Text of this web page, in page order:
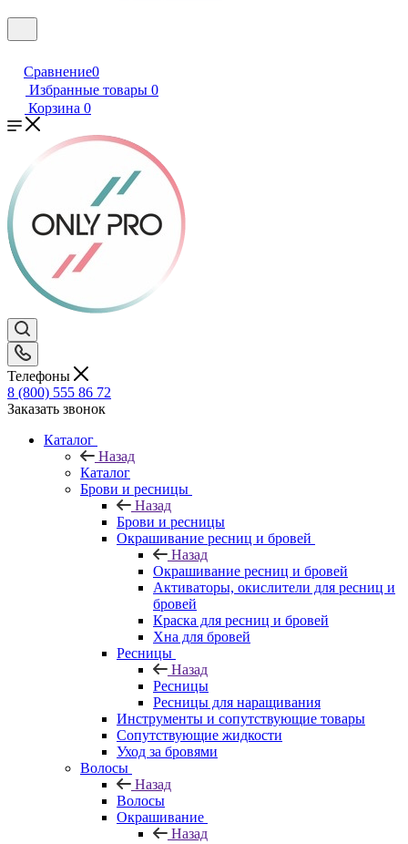
Сравнение0
Избранные товары 0
Корзина 0
Телефоны
8 (800) 555 86 72
Заказать звонок
Каталог
Назад
Каталог
Брови и ресницы
Назад
Брови и ресницы
Окрашивание ресниц и бровей
Назад
Окрашивание ресниц и бровей
Активаторы, окислители для ресниц и
бровей
Краска для ресниц и бровей
Хна для бровей
Ресницы
Назад
Ресницы
Ресницы для наращивания
Инструменты и сопутствующие товары
Сопутствующие жидкости
Уход за бровями
Волосы
Назад
Волосы
Окрашивание
Назад